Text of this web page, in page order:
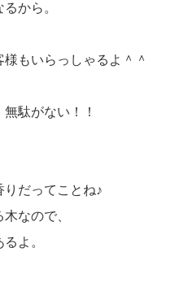
から。
もいらっしゃるよ＾＾
駄がない！！
だってことね♪
なので、
よ。